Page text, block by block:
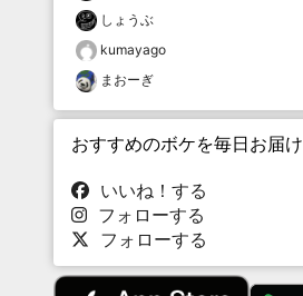
しょうぶ
kumayago
まおーぎ
おすすめのボケを毎日お届け
いいね！する
フォローする
フォローする